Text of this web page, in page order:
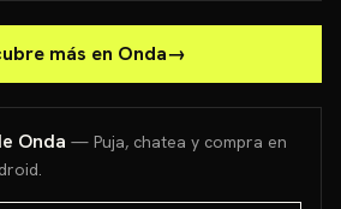
más en Onda→
Onda — Puja, chatea y compra en